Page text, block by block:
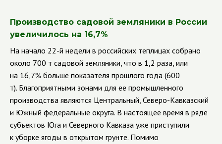
Производство садовой земляники в России
увеличилось на 16,7%
На начало 22-й недели в российских теплицах собрано
около 700 т садовой земляники, что в 1,2 раза, или
на 16,7% больше показателя прошлого года (600
т). Благоприятными зонами для ее промышленного
производства являются Центральный, Северо-Кавказский
и Южный федеральные округа. В настоящее время в ряде
субъектов Юга и Северного Кавказа уже приступили
к уборке ягоды в открытом грунте. Помимо